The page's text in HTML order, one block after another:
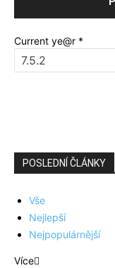
Current ye@r *
POSLEDNÍ ČLÁNKY
Vše
Nejlepší
Nejpopulárnější
Více